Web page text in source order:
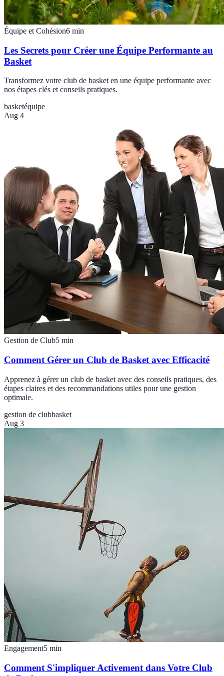
Équipe et Cohésion6 min
Les Secrets pour Créer une Équipe Performante au
Basket
Transformez votre club de basket en une équipe performante avec
nos étapes clés et conseils pratiques.
basketéquipe
Aug 4
Gestion de Club5 min
Comment Gérer un Club de Basket avec Efficacité
Apprenez à gérer un club de basket avec des conseils pratiques, des
étapes claires et des recommandations utiles pour une gestion
optimale.
gestion de clubbasket
Aug 3
Engagement5 min
Comment S'impliquer Activement dans Votre Club